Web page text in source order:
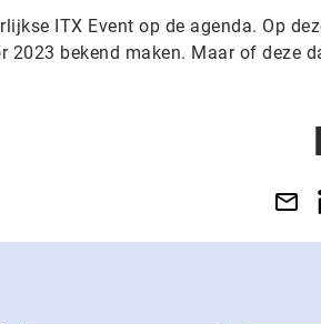
ITX Event op de agenda. Op
2023 bekend maken. Maar of deze